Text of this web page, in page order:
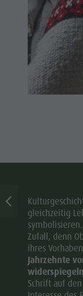
gleichzeitig
Zufall, denn
ihres
Jahrzehnte
widerspiegeln
Schrift auf